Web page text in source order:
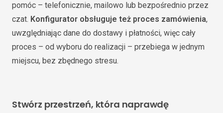
pomóc – telefonicznie, mailowo lub bezpośrednio przez
czat. Konfigurator obsługuje też proces zamówienia,
uwzględniając dane do dostawy i płatności, więc cały
proces – od wyboru do realizacji – przebiega w jednym
miejscu, bez zbędnego stresu.
Stwórz przestrzeń, która naprawdę